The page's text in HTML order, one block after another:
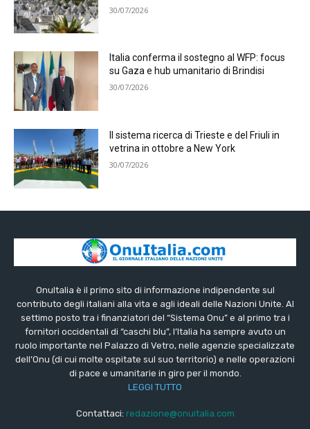
30/07/2026
Italia conferma il sostegno al WFP: focus
su Gaza e hub umanitario di Brindisi
30/07/2026
Il sistema ricerca di Trieste e del Friuli in
vetrina in ottobre a New York
30/07/2026
OnuItalia è il primo sito di informazione indipendente sul
contributo degli italiani alla vita e agli ideali delle Nazioni Unite. Al
settimo posto tra i finanziatori del “Sistema Onu” e al primo tra i
fornitori occidentali di “caschi blu”, l’Italia ha sempre avuto un
ruolo importante nel Palazzo di Vetro, nelle agenzie specializzate
dell’Onu (di cui molte ospitate sul suo territorio) e nelle operazioni
di pace e umanitarie in giro per il mondo.
LEGGI TUTTO
Contattaci: redazione@onuitalia.com